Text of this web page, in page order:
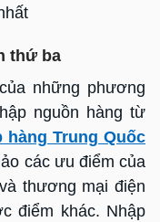
thứ ba
những phương
nguồn hàng từ
hàng Trung Quốc
các ưu điểm của
thương mại điện
điểm khác. Nhập